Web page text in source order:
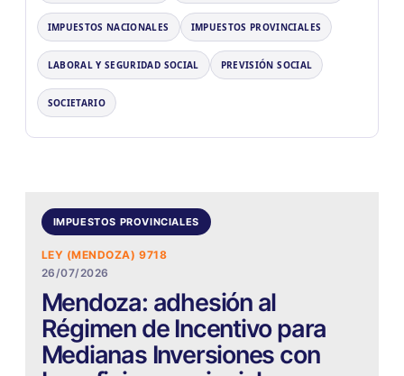
IMPUESTOS NACIONALES IMPUESTOS PROVINCIALES
LABORAL Y SEGURIDAD SOCIAL PREVISIÓN SOCIAL
SOCIETARIO
IMPUESTOS PROVINCIALES
LEY (MENDOZA) 9718
26/07/2026
Mendoza: adhesión al
Régimen de Incentivo para
Medianas Inversiones con